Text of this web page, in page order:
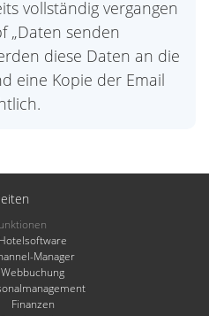
vollständig vergangen
„Daten senden
diese Daten an die
eine Kopie der Email
Hotelsoftware
Manager
Webbuchung
Finanzen